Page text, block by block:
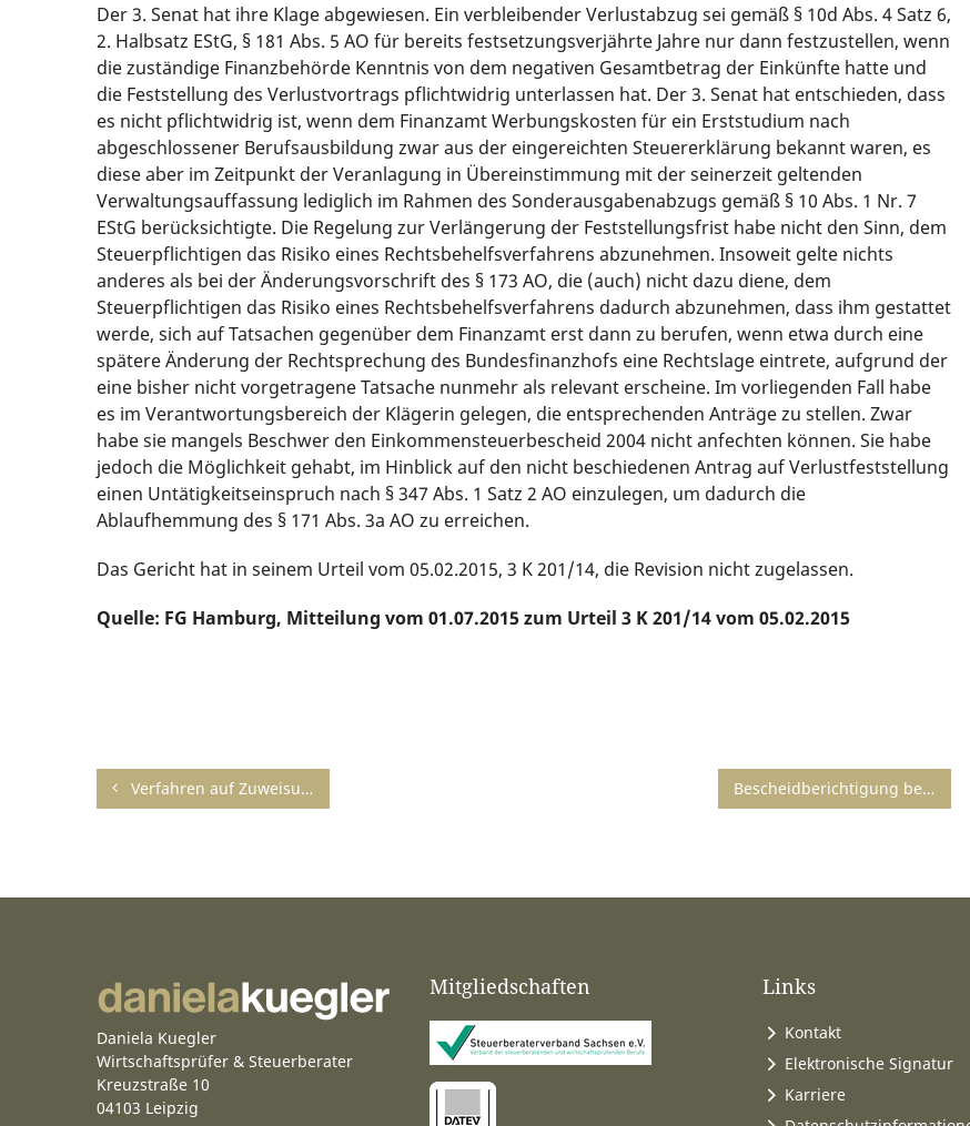
Der 3. Senat hat ihre Klage abgewiesen. Ein verbleibender Verlustabzug sei gemäß § 10d Abs. 4 Satz 6,
2. Halbsatz EStG, § 181 Abs. 5 AO für bereits festsetzungsverjährte Jahre nur dann festzustellen, wenn
die zuständige Finanzbehörde Kenntnis von dem negativen Gesamtbetrag der Einkünfte hatte und
die Feststellung des Verlustvortrags pflichtwidrig unterlassen hat. Der 3. Senat hat entschieden, dass
es nicht pflichtwidrig ist, wenn dem Finanzamt Werbungskosten für ein Erststudium nach
abgeschlossener Berufsausbildung zwar aus der eingereichten Steuererklärung bekannt waren, es
diese aber im Zeitpunkt der Veranlagung in Übereinstimmung mit der seinerzeit geltenden
Verwaltungsauffassung lediglich im Rahmen des Sonderausgabenabzugs gemäß § 10 Abs. 1 Nr. 7
EStG berücksichtigte. Die Regelung zur Verlängerung der Feststellungsfrist habe nicht den Sinn, dem
Steuerpflichtigen das Risiko eines Rechtsbehelfsverfahrens abzunehmen. Insoweit gelte nichts
anderes als bei der Änderungsvorschrift des § 173 AO, die (auch) nicht dazu diene, dem
Steuerpflichtigen das Risiko eines Rechtsbehelfsverfahrens dadurch abzunehmen, dass ihm gestattet
werde, sich auf Tatsachen gegenüber dem Finanzamt erst dann zu berufen, wenn etwa durch eine
spätere Änderung der Rechtsprechung des Bundesfinanzhofs eine Rechtslage eintrete, aufgrund der
eine bisher nicht vorgetragene Tatsache nunmehr als relevant erscheine. Im vorliegenden Fall habe
es im Verantwortungsbereich der Klägerin gelegen, die entsprechenden Anträge zu stellen. Zwar
habe sie mangels Beschwer den Einkommensteuerbescheid 2004 nicht anfechten können. Sie habe
jedoch die Möglichkeit gehabt, im Hinblick auf den nicht beschiedenen Antrag auf Verlustfeststellung
einen Untätigkeitseinspruch nach § 347 Abs. 1 Satz 2 AO einzulegen, um dadurch die
Ablaufhemmung des § 171 Abs. 3a AO zu erreichen.
Das Gericht hat in seinem Urteil vom 05.02.2015, 3 K 201/14, die Revision nicht zugelassen.
Quelle: FG Hamburg, Mitteilung vom 01.07.2015 zum Urteil 3 K 201/14 vom 05.02.2015
Verfahren auf Zuweisung eines Betreuungsplatzes in einer Kindertageseinrichtung erfolglos Bescheidberichtigung bei fehlerhafter elektronischer Übermittlung des Arbeitslohns
Daniela Kuegler
Wirtschaftsprüfer & Steuerberater
Kreuzstraße 10
04103 Leipzig
Mitgliedschaften Links
Kontakt
Elektronische Signatur
Karriere